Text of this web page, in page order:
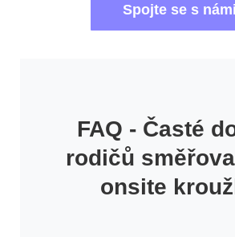
Spojte se s námi
FAQ - Časté
rodičů
onsite